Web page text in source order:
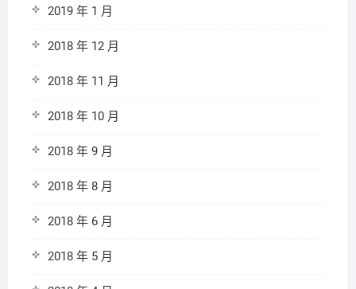
2019 年 1 月
2018 年 12 月
2018 年 11 月
2018 年 10 月
2018 年 9 月
2018 年 8 月
2018 年 6 月
2018 年 5 月